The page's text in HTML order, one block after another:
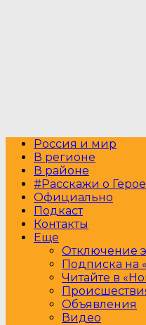
Россия и мир
В регионе
В районе
#Расскажи о Герое
Официально
Подкаст
Контакты
Еще
Отключение
Подписка на
Читайте в
Объявления
Видео